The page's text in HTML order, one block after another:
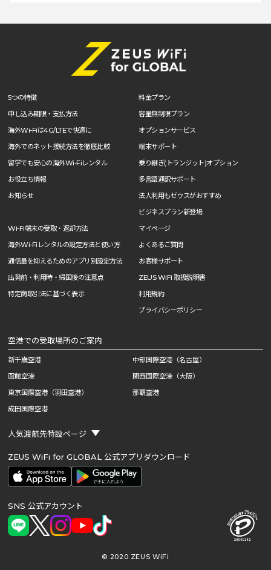
5つの特徴
料金プラン
申し込み期限・支払方法
容量無制限プラン
海外Wi-Fiは4G/LTEで快適に
オプションサービス
海外でのネット接続方法を徹底比較
端末サポート
留学でも安心の海外Wi-Fiレンタル
乗り継ぎ(トランジット)オプション
お役立ち情報
多言語通訳サポート
お知らせ
法人利用もゼウスがおすすめ
ビジネスプラン新登場
Wi-Fi端末の受取・返却方法
マイページ
海外Wi-Fiレンタルの設定方法と使い方
よくあるご質問
通信量を抑えるためのアプリ別設定方法
お客様サポート
出発前・利用時・帰国後の注意点
ZEUS WiFi 取扱説明書
特定商取引法に基づく表示
利用規約
プライバシーポリシー
空港での受取場所のご案内
新千歳空港
函館空港
東京国際空港（羽田空港）
成田国際空港
中部国際空港（名古屋）
関西国際空港（大阪）
那覇空港
人気渡航先特設ページ
ZEUS WiFi for GLOBAL 公式アプリダウンロード
SNS 公式アカウント
© 2020 ZEUS WiFi